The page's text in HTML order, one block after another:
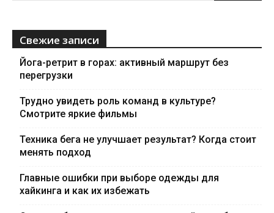
Свежие записи
Йога-ретрит в горах: активный маршрут без
перегрузки
Трудно увидеть роль команд в культуре?
Смотрите яркие фильмы
Техника бега не улучшает результат? Когда стоит
менять подход
Главные ошибки при выборе одежды для
хайкинга и как их избежать